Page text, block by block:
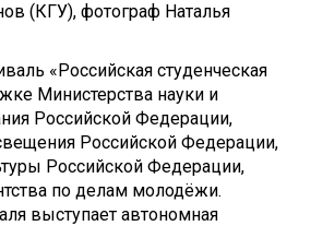
(КГУ), фотограф Наталья
«Российская студенческая
Министерства науки и
Российской Федерации,
Российской Федерации,
Российской Федерации,
по делам молодёжи.
выступает автономная